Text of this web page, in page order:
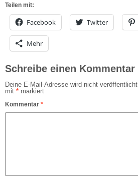
Teilen mit:
Facebook Twitter
Mehr
Schreibe einen Kommentar
Deine E-Mail-Adresse wird nicht veröffentlicht.
mit * markiert
Kommentar *